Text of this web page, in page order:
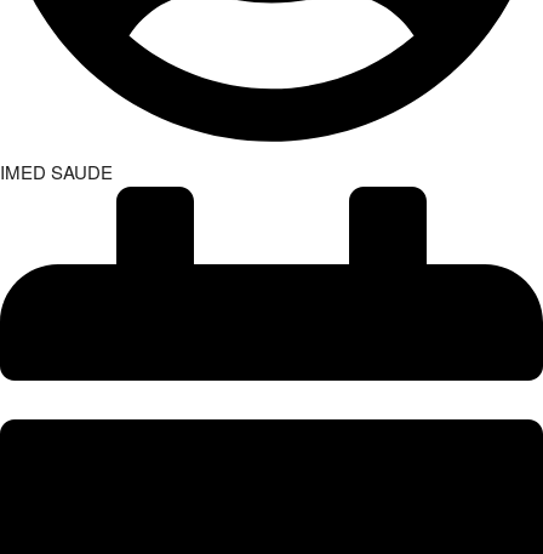
IMED SAUDE